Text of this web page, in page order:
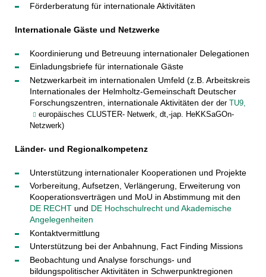
Förderberatung für internationale Aktivitäten
Internationale Gäste und Netzwerke
Koordinierung und Betreuung internationaler Delegationen
Einladungsbriefe für internationale Gäste
Netzwerkarbeit im internationalen Umfeld (z.B. Arbeitskreis
Internationales der Helmholtz-Gemeinschaft Deutscher
Forschungszentren, internationale Aktivitäten der der TU9,
europäisches CLUSTER- Netwerk, dt,-jap. HeKKSaGOn-
Netzwerk)
Länder- und Regionalkompetenz
Unterstützung internationaler Kooperationen und Projekte
Vorbereitung, Aufsetzen, Verlängerung, Erweiterung von
Kooperationsverträgen und MoU in Abstimmung mit den
DE RECHTund DE Hochschulrecht und Akademische
Angelegenheiten
Kontaktvermittlung
Unterstützung bei der Anbahnung, Fact Finding Missions
Beobachtung und Analyse forschungs- und
bildungspolitischer Aktivitäten in Schwerpunktregionen